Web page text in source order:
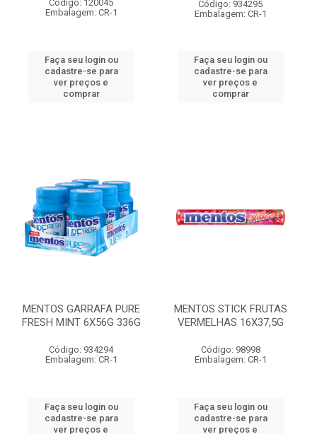
Código: 120045
Embalagem: CR-1
Faça seu login ou
cadastre-se para
ver preços e
comprar
Código: 934295
Embalagem: CR-1
Faça seu login ou
cadastre-se para
ver preços e
comprar
MENTOS GARRAFA PURE
FRESH MINT 6X56G 336G
Código: 934294
Embalagem: CR-1
Faça seu login ou
cadastre-se para
ver preços e
MENTOS STICK FRUTAS
VERMELHAS 16X37,5G
Código: 98998
Embalagem: CR-1
Faça seu login ou
cadastre-se para
ver preços e